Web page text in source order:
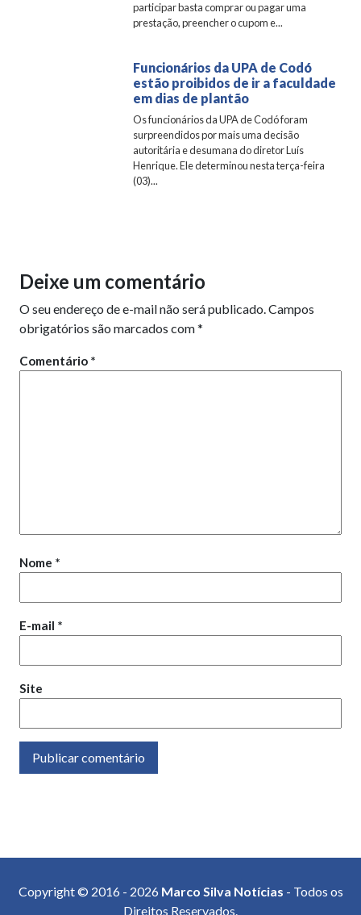
participar basta comprar ou pagar uma
prestação, preencher o cupom e...
Funcionários da UPA de Codó
estão proibidos de ir a faculdade
em dias de plantão
Os funcionários da UPA de Codó foram
surpreendidos por mais uma decisão
autoritária e desumana do diretor Luís
Henrique. Ele determinou nesta terça-feira
(03)...
Deixe um comentário
O seu endereço de e-mail não será publicado.Campos
obrigatórios são marcados com*
Comentário *
Nome *
E-mail *
Site
Copyright © 2016 - 2026 Marco Silva Notícias - Todos os
Direitos Reservados.